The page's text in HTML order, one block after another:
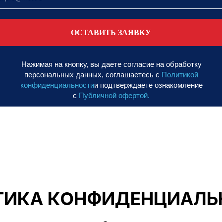
ОСТАВИТЬ ЗАЯВКУ
Нажимая на кнопку, вы даете согласие на обработку
персональных данных, соглашаетесь с Политикой
конфиденциальностии подтверждаете ознакомление
с Публичной офертой.